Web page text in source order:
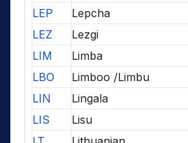
LEP
Lepcha
LEZ
Lezgi
LIM
Limba
LBO
Limboo /Limbu
LIN
Lingala
LIS
Lisu